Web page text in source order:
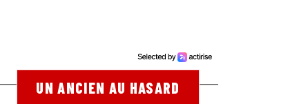
UN ANCIEN AU HASARD